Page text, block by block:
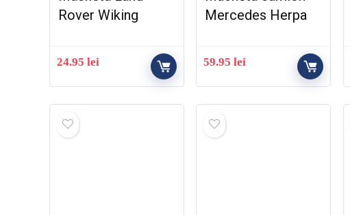
Rover Wiking
24.95lei
Mercedes Herpa
59.95lei